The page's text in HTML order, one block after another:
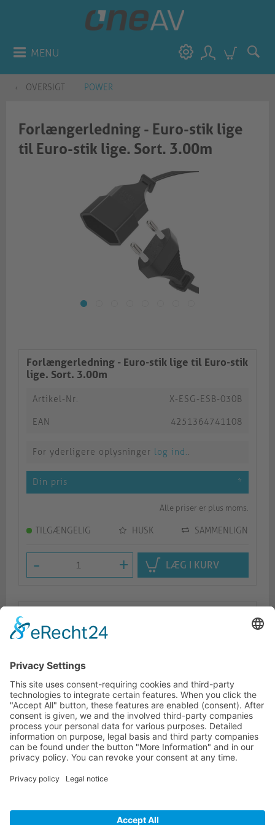
MENU
OVERSIGT POWER
Forlængerledning - Euro-stik lige
til Euro-stik lige. Sort. 3.00m
Forlængerledning - Euro-stik lige til Euro-stik
lige. Sort. 3.00m
Artikel-Nr. X-ESG-ESB-030B
EAN 4251364741108
For yderligere oplysninger log ind..
Din pris *
Alle priser er plus moms.
TILGÆNGELIG HUSK SAMMENLIGN
- + LÆG I KURV
KONTAKTINFORMATIONER
KUNDESERVICE
INFORMATION